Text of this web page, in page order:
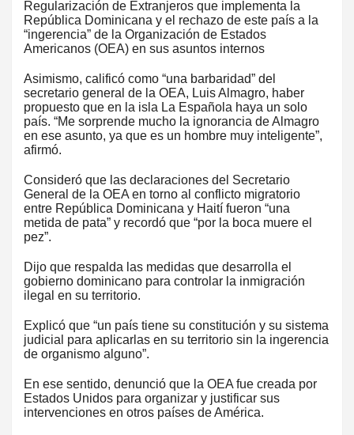
Regularización de Extranjeros que implementa la
República Dominicana y el rechazo de este país a la
“ingerencia” de la Organización de Estados
Americanos (OEA) en sus asuntos internos
Asimismo, calificó como “una barbaridad” del
secretario general de la OEA, Luis Almagro, haber
propuesto que en la isla La Española haya un solo
país. “Me sorprende mucho la ignorancia de Almagro
en ese asunto, ya que es un hombre muy inteligente”,
afirmó.
Consideró que las declaraciones del Secretario
General de la OEA en torno al conflicto migratorio
entre República Dominicana y Haití fueron “una
metida de pata” y recordó que “por la boca muere el
pez”.
Dijo que respalda las medidas que desarrolla el
gobierno dominicano para controlar la inmigración
ilegal en su territorio.
Explicó que “un país tiene su constitución y su sistema
judicial para aplicarlas en su territorio sin la ingerencia
de organismo alguno”.
En ese sentido, denunció que la OEA fue creada por
Estados Unidos para organizar y justificar sus
intervenciones en otros países de América.